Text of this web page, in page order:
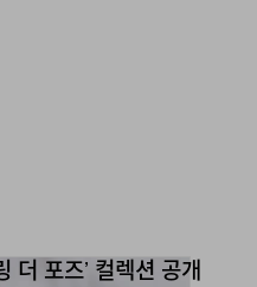
더 포즈’ 컬렉션 공개